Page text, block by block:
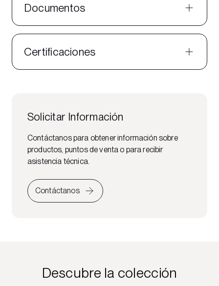
Documentos
Certificaciones
Solicitar Información
Contáctanos para obtener información sobre
productos, puntos de venta o para recibir
asistencia técnica.
Contáctanos
Descubre la colección